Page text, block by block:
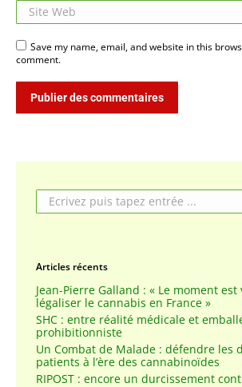
Site Web
Save my name, email, and website in this
comment.
Publier des commentaires
Search:
Articles récents
Jean-Pierre Galland : « Le moment est
légaliser le cannabis en France »
SHC : entre réalité médicale et
prohibitionniste
Un Combat de Malade : défendre les
patients à l’ère des cannabinoïdes
RIPOST : encore un durcissement